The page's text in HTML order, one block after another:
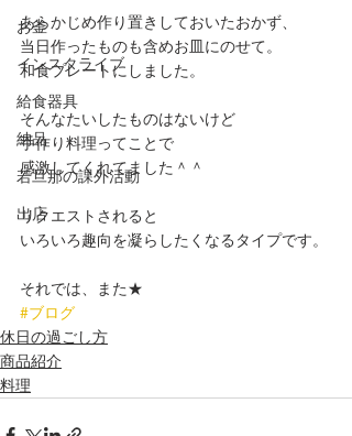
お釜
インスタライブ
給食器具
納品
若旦那の課外活動
出店
あらかじめ作り置きしておいたおかず、
当日作ったものも含めお皿にのせて。
和食プレートにしました。
そんなたいしたものはないけど
手作り料理ってことで
感激してくれてました＾＾
リクエストされると
いろいろ趣向を凝らしたくなるタイプです。
それでは、また★
#ブログ
休日の過ごし方
商品紹介
料理